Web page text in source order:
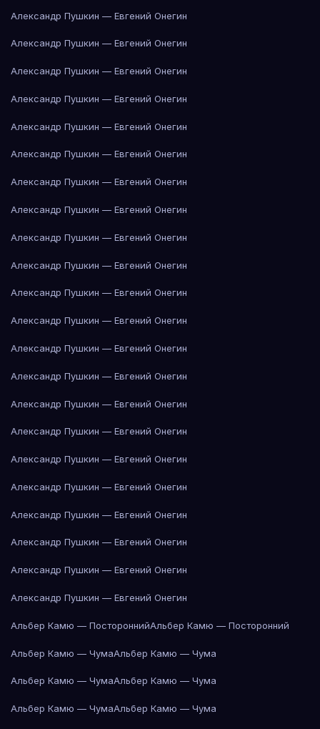
Александр Пушкин — Евгений Онегин
Александр Пушкин — Евгений Онегин
Александр Пушкин — Евгений Онегин
Александр Пушкин — Евгений Онегин
Александр Пушкин — Евгений Онегин
Александр Пушкин — Евгений Онегин
Александр Пушкин — Евгений Онегин
Александр Пушкин — Евгений Онегин
Александр Пушкин — Евгений Онегин
Александр Пушкин — Евгений Онегин
Александр Пушкин — Евгений Онегин
Александр Пушкин — Евгений Онегин
Александр Пушкин — Евгений Онегин
Александр Пушкин — Евгений Онегин
Александр Пушкин — Евгений Онегин
Александр Пушкин — Евгений Онегин
Александр Пушкин — Евгений Онегин
Александр Пушкин — Евгений Онегин
Александр Пушкин — Евгений Онегин
Александр Пушкин — Евгений Онегин
Александр Пушкин — Евгений Онегин
Александр Пушкин — Евгений Онегин
Альбер Камю — ПостороннийАльбер Камю — Посторонний
Альбер Камю — ЧумаАльбер Камю — Чума
Альбер Камю — ЧумаАльбер Камю — Чума
Альбер Камю — ЧумаАльбер Камю — Чума